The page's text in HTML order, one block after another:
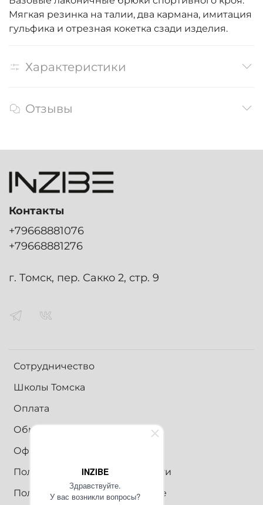
INZIBE
Здравствуйте.
У вас возникли вопросы?
Мягкая резинка на талии, два кармана, имитация
гульфика и отрезная кокетка сзади изделия.
Характеристики
Отзывы
Сотрудничество
Школы Томска
Оплата
Обмен и возврат
Оферта
Политика конфиденциальности
Пользовательское соглашение
Контакты
+79668881076
+79668881276
г. Томск, пер. Сакко 2, стр. 9